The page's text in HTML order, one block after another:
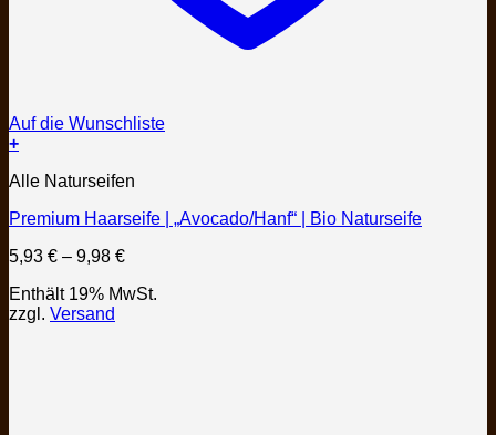
Auf die Wunschliste
+
Produkt
mehrere
auf.
Optionen
können
Alle Naturseifen
Premium Haarseife | „Avocado/Hanf“ | Bio Naturseife
5,93 € – 9,98 €Preisspanne:
bis
Enthält 19% MwSt.
zzgl. Versand